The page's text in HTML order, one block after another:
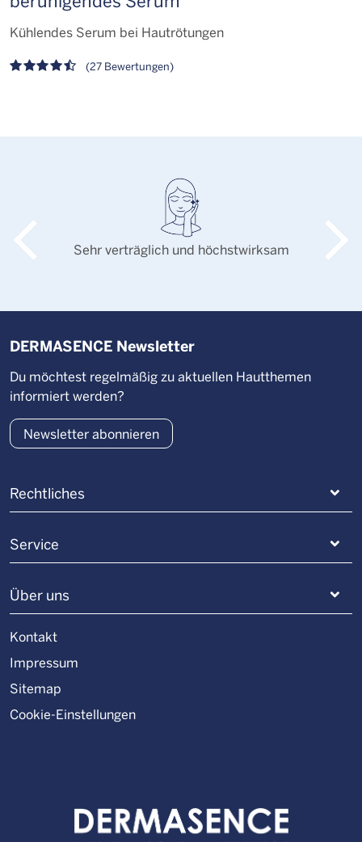
Kühlendes Serum bei Hautrötungen
(27 Bewertungen)
Sehr verträglich und höchstwirksam
Rechtliches
Service
Über uns
Kontakt
Impressum
Sitemap
Cookie-Einstellungen
DERMASENCE Newsletter
Du möchtest regelmäßig zu aktuellen Hautthemen
informiert werden?
Newsletter abonnieren